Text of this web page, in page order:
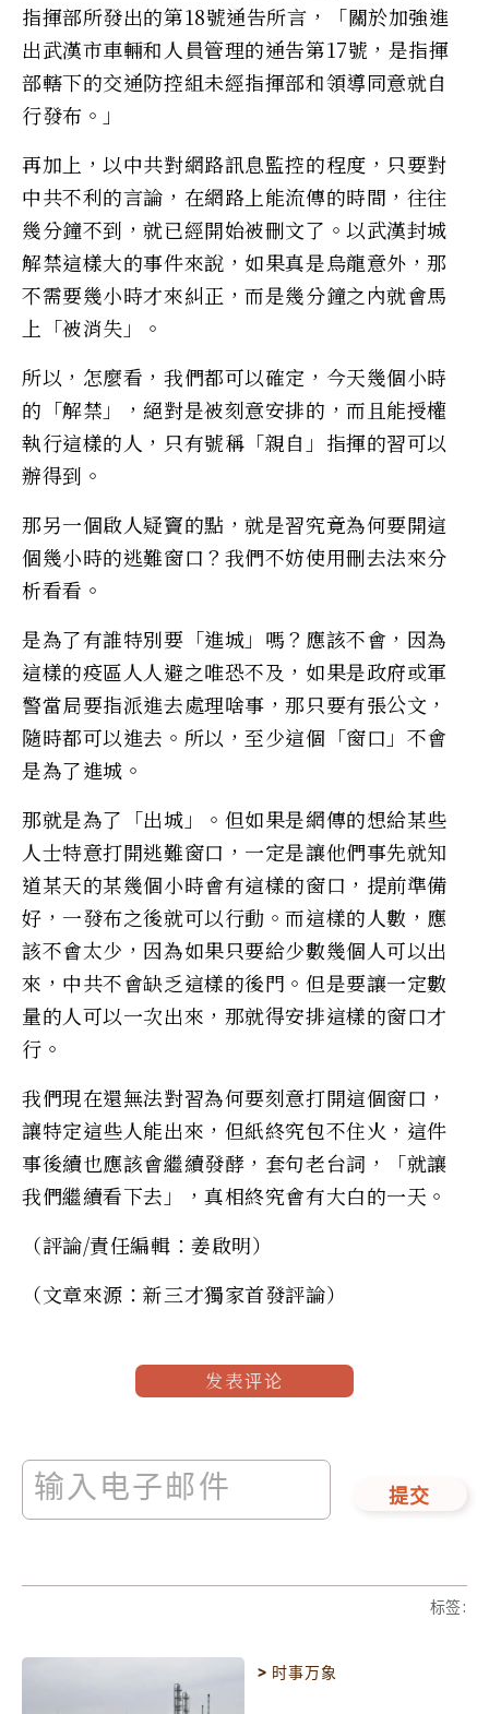
指揮部所發出的第18號通告所言，「關於加強進
出武漢市車輛和人員管理的通告第17號，是指揮
部轄下的交通防控組未經指揮部和領導同意就自
行發布。」
再加上，以中共對網路訊息監控的程度，只要對
中共不利的言論，在網路上能流傳的時間，往往
幾分鐘不到，就已經開始被刪文了。以武漢封城
解禁這樣大的事件來說，如果真是烏龍意外，那
不需要幾小時才來糾正，而是幾分鐘之內就會馬
上「被消失」。
所以，怎麼看，我們都可以確定，今天幾個小時
的「解禁」，絕對是被刻意安排的，而且能授權
執行這樣的人，只有號稱「親自」指揮的習可以
辦得到。
那另一個啟人疑竇的點，就是習究竟為何要開這
個幾小時的逃難窗口？我們不妨使用刪去法來分
析看看。
是為了有誰特別要「進城」嗎？應該不會，因為
這樣的疫區人人避之唯恐不及，如果是政府或軍
警當局要指派進去處理啥事，那只要有張公文，
隨時都可以進去。所以，至少這個「窗口」不會
是為了進城。
那就是為了「出城」。但如果是網傳的想給某些
人士特意打開逃難窗口，一定是讓他們事先就知
道某天的某幾個小時會有這樣的窗口，提前準備
好，一發布之後就可以行動。而這樣的人數，應
該不會太少，因為如果只要給少數幾個人可以出
來，中共不會缺乏這樣的後門。但是要讓一定數
量的人可以一次出來，那就得安排這樣的窗口才
行。
我們現在還無法對習為何要刻意打開這個窗口，
讓特定這些人能出來，但紙終究包不住火，這件
事後續也應該會繼續發酵，套句老台詞，「就讓
我們繼續看下去」，真相終究會有大白的一天。
（評論/責任編輯：姜啟明）
（文章來源：新三才獨家首發評論）
发表评论
提交
标签:
> 时事万象